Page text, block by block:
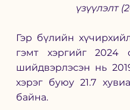
үзүүлэлт
Гэр бүлийн
гэмт хэргийг 2024
шийдвэрлэсэн нь
хэрэг буюу 21.7
байна.